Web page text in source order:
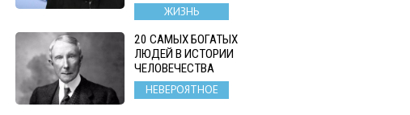
ЖИЗНЬ
20 САМЫХ БОГАТЫХ
ЛЮДЕЙ В ИСТОРИИ
ЧЕЛОВЕЧЕСТВА
НЕВЕРОЯТНОЕ